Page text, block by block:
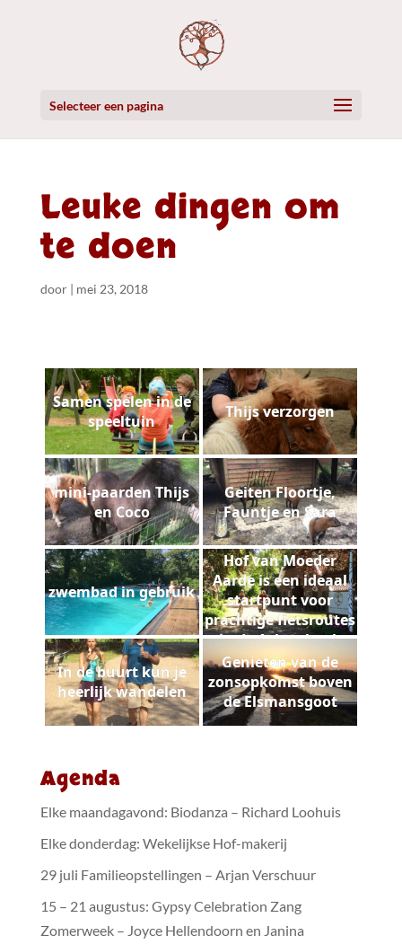
Selecteer een pagina
Leuke dingen om
te doen
door | mei 23, 2018
Samen spelen in de
speeltuin
Thijs verzorgen
mini-paarden Thijs
en Coco
Geiten Floortje,
Fauntje en Sara
zwembad in gebruik
Hof van Moeder
Aarde is een ideaal
startpunt voor
prachtige fietsroutes
in de Achterhoek
In de buurt kun je
heerlijk wandelen
Genieten van de
zonsopkomst boven
de Elsmansgoot
Agenda
Elke maandagavond: Biodanza – Richard Loohuis
Elke donderdag: Wekelijkse Hof-makerij
29 juli Familieopstellingen – Arjan Verschuur
15 – 21 augustus: Gypsy Celebration Zang
Zomerweek – Joyce Hellendoorn en Janina